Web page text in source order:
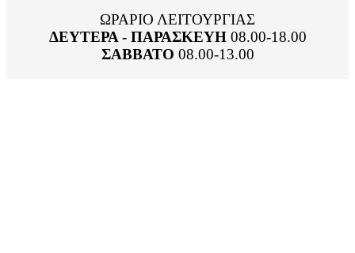
ΩΡΑΡΙΟ ΛΕΙΤΟΥΡΓΙΑΣ
ΔΕΥΤΕΡΑ - ΠΑΡΑΣΚΕΥΗ08.00-18.00
ΣΑΒΒΑΤΟ 08.00-13.00